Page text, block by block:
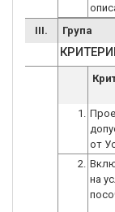
III.
Група
1.
от
2.
на